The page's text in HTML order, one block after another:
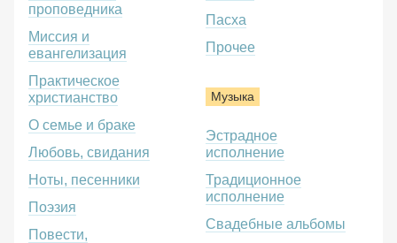
проповедника
Миссия и
евангелизация
Практическое
христианство
О семье и браке
Любовь, свидания
Ноты, песенники
Поэзия
Повести,
Пасха
Прочее
Музыка
Эстрадное
исполнение
Традиционное
исполнение
Свадебные альбомы